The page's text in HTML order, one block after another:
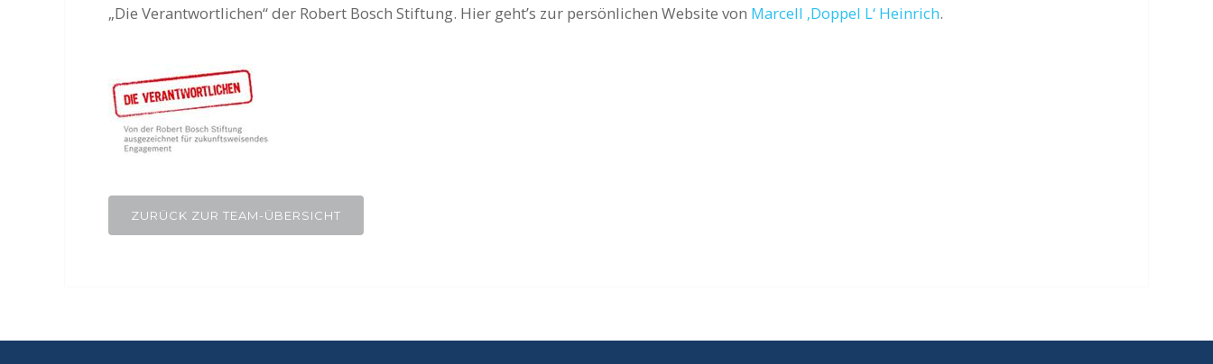
„Die Verantwortlichen“ der Robert Bosch Stiftung. Hier geht’s zur persönlichen Website von Marcell ‚Doppel L‘ Heinrich.
ZURÜCK ZUR TEAM-ÜBERSICHT